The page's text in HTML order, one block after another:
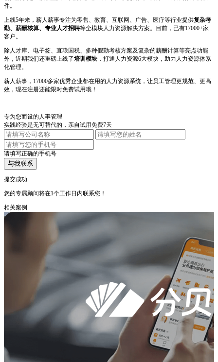
件。
上线5年来，薪人薪事专注为零售、教育、互联网、广告、医疗等行业提供复杂考
勤、薪酬核算、专业人才招聘等全模块人力资源解决方案。目前，已有17000+家
客户。
除人才库、电子签、直联国税、多种假勤考核方案及复杂的薪酬计算等亮点功能
外，近期我们还重磅上线了培训模块 ，打通人力资源6大模块，助力人力资源体系
化管理。
薪人薪事，17000多家优秀企业都在用的人力资源系统，让员工管理更规范、更高
效，现在注册还能限时免费试用哦！
专为您而设的人事管理
实践经验是无可替代的，亲自试用免费7天
请填写正确的手机号
与我联系
提交成功
您的专属顾问将在1个工作日内联系您！
相关案例